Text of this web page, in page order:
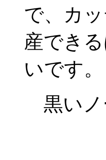
で、カ
産でき
いです。
黒いノ